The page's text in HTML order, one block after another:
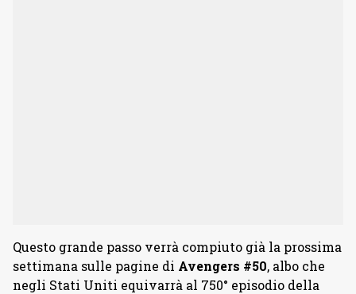
Questo grande passo verrà compiuto già la prossima
settimana sulle pagine di Avengers #50, albo che
negli Stati Uniti equivarrà al 750° episodio della